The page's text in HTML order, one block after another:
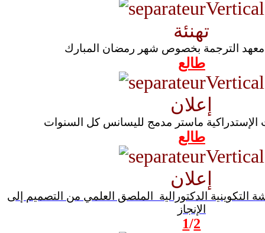
تهنئة
معهد الترجمة بخصوص شهر رمضان المبارك
طالع
إعلان
الإستدراكية ماستر مدمج لليسانس كل السنوات
طالع
إعلان
التكوينية الدكتورالية الملصق العلمي من التصميم إلى
الإنجاز
1/2